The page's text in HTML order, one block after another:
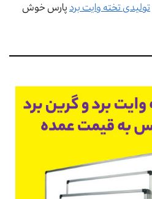
تولیدی تخته وایت بردپارس خوش